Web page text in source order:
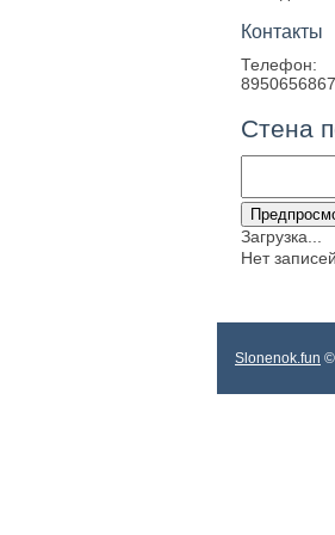
Контакты
Телефон:
Стена
Загрузка...
Нет записей.
Slonenok.fun ©